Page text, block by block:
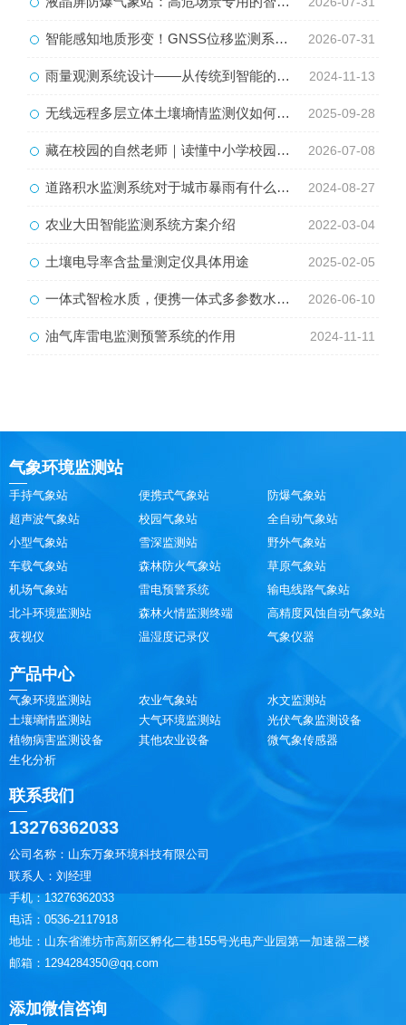
智能感知地质形变！GNSS位移监测系统守护全域地质安全 2026-07-31
雨量观测系统设计——从传统到智能的跨越 2024-11-13
无线远程多层立体土壤墒情监测仪如何预知土壤“口渴”？ 2025-09-28
藏在校园的自然老师｜读懂中小学校园气象站育人价值 2026-07-08
道路积水监测系统对于城市暴雨有什么帮助 2024-08-27
农业大田智能监测系统方案介绍 2022-03-04
土壤电导率含盐量测定仪具体用途 2025-02-05
一体式智检水质，便携一体式多参数水质检测仪让水质筛查高效又省心 2026-06-10
油气库雷电监测预警系统的作用 2024-11-11
气象环境监测站
手持气象站 便携式气象站
防爆气象站
超声波气象站
校园气象站
全自动气象站
小型气象站
雪深监测站
野外气象站
车载气象站
森林防火气象站
草原气象站
机场气象站
雷电预警系统
输电线路气象站
北斗环境监测站
森林火情监测终端
高精度风蚀自动气象站
夜视仪
温湿度记录仪 气象仪器
产品中心
气象环境监测站 农业气象站
水文监测站
土壤墒情监测站
大气环境监测站
光伏气象监测设备
植物病害监测设备
其他农业设备
微气象传感器
生化分析
联系我们
13276362033
公司名称：山东万象环境科技有限公司
联系人：刘经理
手机：13276362033
电话：0536-2117918
地址：山东省潍坊市高新区孵化二巷155号光电产业园第一加速器二楼
邮箱：1294284350@qq.com
添加微信咨询